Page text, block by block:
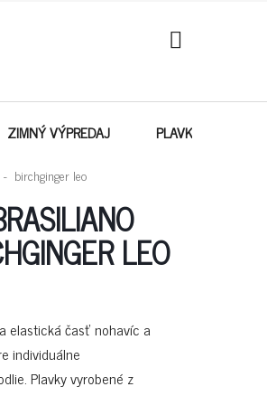
NÁKUPNÝ
KOŠÍK
ZIMNÝ VÝPREDAJ PLAVKY -
- birchginger leo
LEO
elastická časť nohavíc a
individuálne
Plavky vyrobené z